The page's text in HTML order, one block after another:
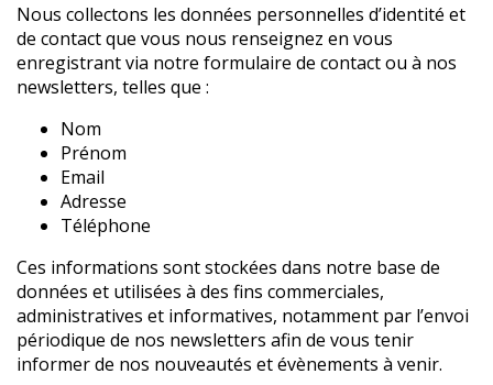
Nous collectons les données personnelles d’identité et
de contact que vous nous renseignez en vous
enregistrant via notre formulaire de contact ou à nos
newsletters, telles que :
Nom
Prénom
Email
Adresse
Téléphone
Ces informations sont stockées dans notre base de
données et utilisées à des fins commerciales,
administratives et informatives, notamment par l’envoi
périodique de nos newsletters afin de vous tenir
informer de nos nouveautés et évènements à venir.